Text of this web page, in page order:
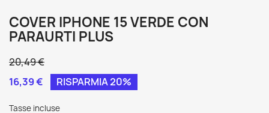
COVER IPHONE 15 VERDE CON
PARAURTI PLUS
20,49 €
16,39 €
RISPARMIA 20%
Tasse incluse